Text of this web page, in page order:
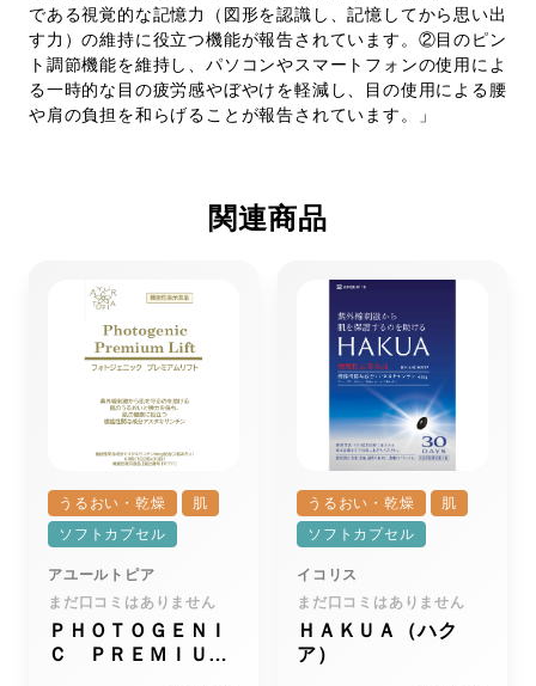
である視覚的な記憶力（図形を認識し、記憶してから思い出
す力）の維持に役立つ機能が報告されています。②目のピン
ト調節機能を維持し、パソコンやスマートフォンの使用によ
る一時的な目の疲労感やぼやけを軽減し、目の使用による腰
や肩の負担を和らげることが報告されています。」
関連商品
うるおい・乾燥
肌
ソフトカプセル
アユールトピア
まだ口コミはありません
ＰＨＯＴＯＧＥＮＩ
Ｃ ＰＲＥＭＩＵ
うるおい・乾燥
肌
ソフトカプセル
イコリス
まだ口コミはありません
ＨＡＫＵＡ（ハク
ア）